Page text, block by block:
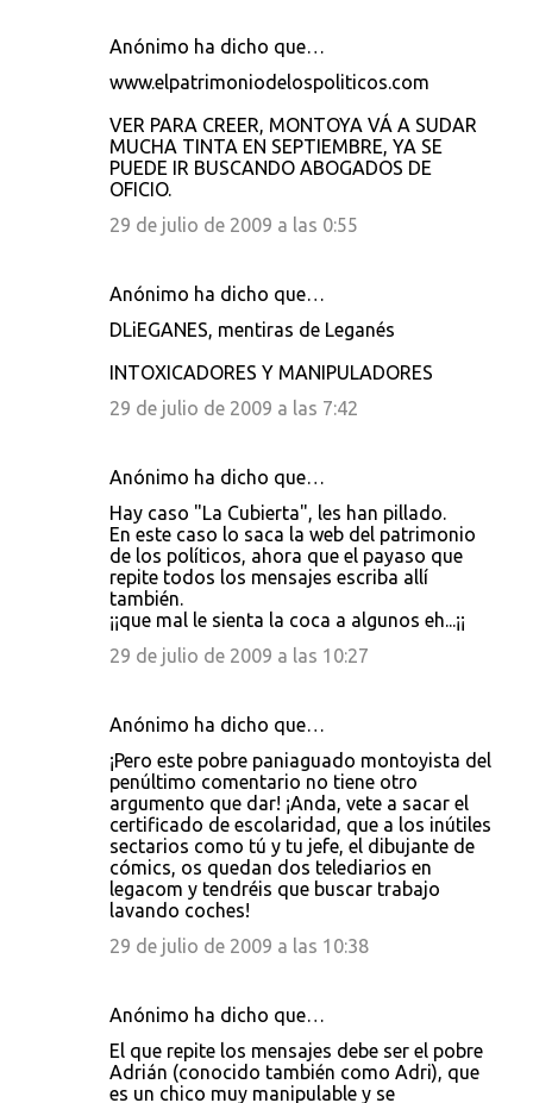
Anónimo ha dicho que…
www.elpatrimoniodelospoliticos.com
VER PARA CREER, MONTOYA VÁ A SUDAR
MUCHA TINTA EN SEPTIEMBRE, YA SE
PUEDE IR BUSCANDO ABOGADOS DE
OFICIO.
29 de julio de 2009 a las 0:55
Anónimo ha dicho que…
DLiEGANES, mentiras de Leganés
INTOXICADORES Y MANIPULADORES
29 de julio de 2009 a las 7:42
Anónimo ha dicho que…
Hay caso "La Cubierta", les han pillado.
En este caso lo saca la web del patrimonio
de los políticos, ahora que el payaso que
repite todos los mensajes escriba allí
también.
¡¡que mal le sienta la coca a algunos eh...¡¡
29 de julio de 2009 a las 10:27
Anónimo ha dicho que…
¡Pero este pobre paniaguado montoyista del
penúltimo comentario no tiene otro
argumento que dar! ¡Anda, vete a sacar el
certificado de escolaridad, que a los inútiles
sectarios como tú y tu jefe, el dibujante de
cómics, os quedan dos telediarios en
legacom y tendréis que buscar trabajo
lavando coches!
29 de julio de 2009 a las 10:38
Anónimo ha dicho que…
El que repite los mensajes debe ser el pobre
Adrián (conocido también como Adri), que
es un chico muy manipulable y se